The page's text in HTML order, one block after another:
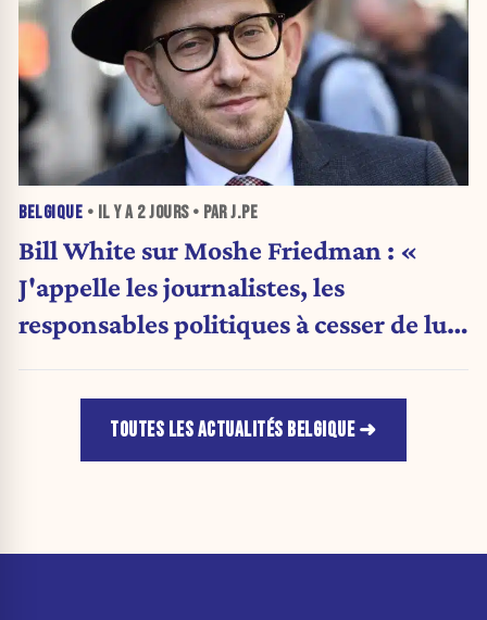
BELGIQUE • IL Y A 2 JOURS• PAR J.PE
Bill White sur Moshe Friedman : «
J'appelle les journalistes, les
responsables politiques à cesser de lui
TOUTES LES ACTUALITÉS BELGIQUE